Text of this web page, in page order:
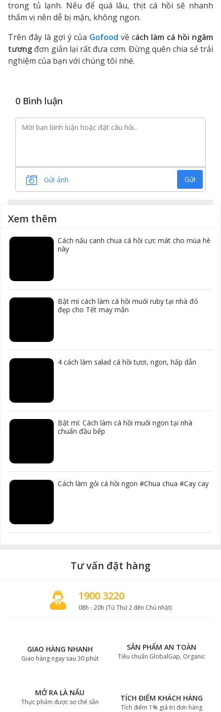
trong tủ lạnh. Nếu để quá lâu, thịt cá hồi sẽ nhanh
thấm vị nên dễ bị mặn, không ngon.
Trên đây là gợi ý của Gofood về cách làm cá hồi ngâm
tương đơn giản lại rất đưa cơm. Đừng quên chia sẻ trải
nghiệm của bạn với chúng tôi nhé.
0 Bình luận
Gửi ảnh Gửi
Xem thêm
Cách nấu canh chua cá hồi cực mát cho mùa hè
này
Bật mí cách làm cá hồi muối ruby tại nhà đỏ
đẹp cho Tết may mắn
4 cách làm salad cá hồi tươi, ngon, hấp dẫn
Bật mí: Cách làm cá hồi muối ngon tại nhà
chuẩn đầu bếp
Cách làm gỏi cá hồi ngon #Chua chua #Cay cay
Tư vấn đặt hàng
1900 3220
08h - 20h (Từ Thứ 2 đến Chủ nhật)
GIAO HÀNG NHANH
Giao hàng ngay sau 30 phút
SẢN PHẨM AN TOÀN
Tiêu chuẩn GlobalGap, Organic
MỞ RA LÀ NẤU
Thực phẩm được sơ chế sẵn TÍCH ĐIỂM KHÁCH HÀNG
Tích điểm 1% giá trị đơn hàng